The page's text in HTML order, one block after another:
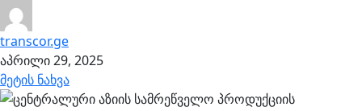
transcor.ge
აპრილი 29, 2025
მეტის ნახვა